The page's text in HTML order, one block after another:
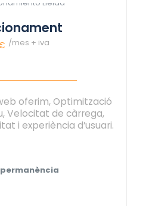
/mes + iva
oferim, Optimització
Velocitat de càrrega,
i experiència d’usuari.
permanència